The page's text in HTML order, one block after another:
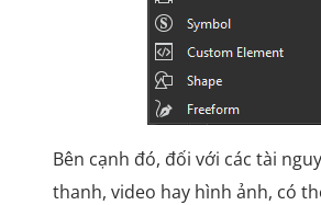
Bên cạnh đó, đối với các tài
thanh, video hay hình ảnh, có